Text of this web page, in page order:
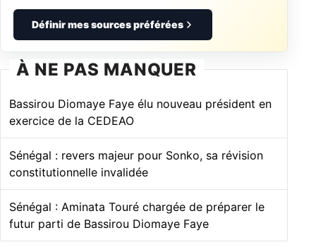
Définir mes sources préférées
À NE PAS MANQUER
Bassirou Diomaye Faye élu nouveau président en
exercice de la CEDEAO
Sénégal : revers majeur pour Sonko, sa révision
constitutionnelle invalidée
Sénégal : Aminata Touré chargée de préparer le
futur parti de Bassirou Diomaye Faye